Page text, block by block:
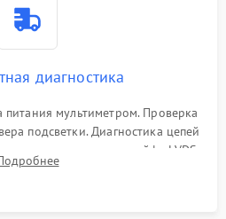
диагностика
мультиметром. Проверка
подсветки. Диагностика цепей
сигналов на шлейфе LVDS